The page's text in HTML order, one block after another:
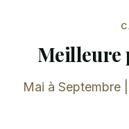
Meilleure
Mai à Septembre